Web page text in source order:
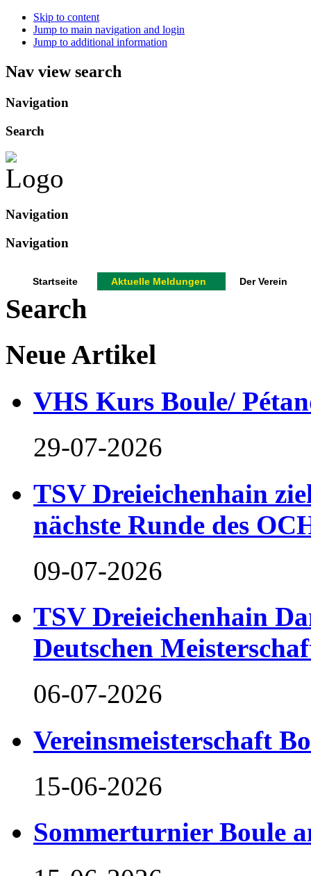
Skip to content
Jump to main navigation and login
Jump to additional information
Nav view search
Navigation
Search
Navigation
Navigation
Startseite Aktuelle Meldungen Der Verein
Search
Neue Artikel
VHS Kurs Boule/
29-07-2026
TSV Dreieichenhain
nächste Runde des
09-07-2026
TSV Dreieichenhain
Deutschen
06-07-2026
Vereinsmeisterschaft
15-06-2026
Sommerturnier Boule